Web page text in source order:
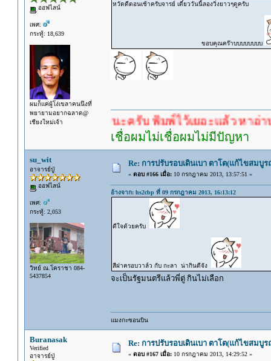
ออฟไลน์
เพศ:
กระทู้: 18,639
ผมก็แค่ผู้โง่เขลาคนนึงที่
พยายามอยากฉลาด@
เชียงใหม่เจ้า
หวัดดีตอนเช้าครับจารย์ เดี๋ยววันนี้ลองวิ่งยาวๆดูครับ
ขอบคุณคร๊าบบบบบบบบ
อคำตอบนะครับ พิมพ์ไว้เยอะแล้ว หาอ่านกันดู
เชื่อผมไม่เชื่อผมไม่มีปัญหา
su_wit
อาจารย์ปู่
ออฟไลน์
เพศ:
กระทู้: 2,053
วิทย์ ณ.โคราชา 084-
5437854
Re: การปรับรอบเดินเบา ตาโต(แก้ไขสมบู
« ตอบ #166 เมื่อ:10 กรกฎาคม 2013, 13:57:51 »
อ้างจาก: hs2cbp ที่ 09 กรกฎาคม 2013, 16:13:12
ดีใจด้วยครับ
สีฝาครอบวาล์ว กับ กะลา น่ากินดีจัง
จะเป็นรัฐมนตรีแล้วพี่ตู่ กินไม่เลือก
แมงกะซอนบิน
Buranasak
Verified
อาจารย์ปู่
Re: การปรับรอบเดินเบา ตาโต(แก้ไขสมบู
« ตอบ #167 เมื่อ:10 กรกฎาคม 2013, 14:29:52 »